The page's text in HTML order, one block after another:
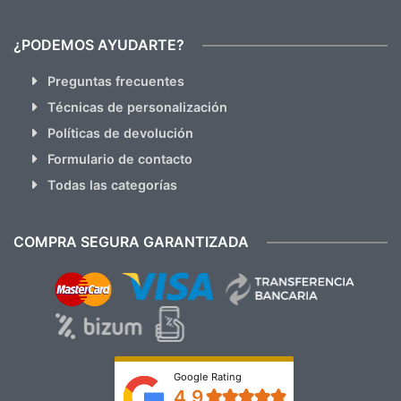
¿PODEMOS AYUDARTE?
Preguntas frecuentes
Técnicas de personalización
Políticas de devolución
Formulario de contacto
Todas las categorías
COMPRA SEGURA GARANTIZADA
Google Rating